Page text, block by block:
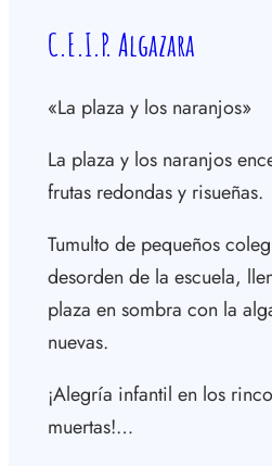
C.E.I.P. Algazara
«La plaza y los naranjos»
La plaza y los naranjos
frutas redondas y risueñas.
Tumulto de pequeños
desorden de la escuela,
plaza en sombra con la
nuevas.
¡Alegría infantil en los
muertas!…